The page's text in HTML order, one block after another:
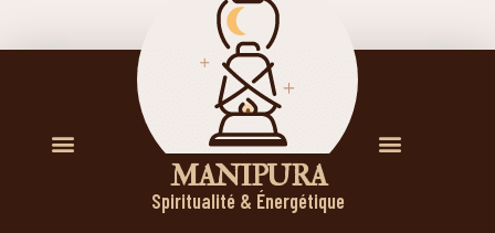
M A N I P U R A
Spiritualité & Énergétique